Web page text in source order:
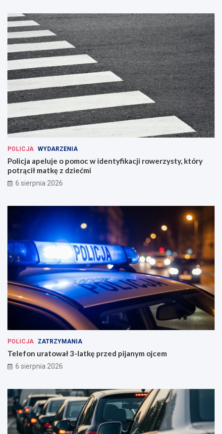
POLICJA WYDARZENIA
Policja apeluje o pomoc w identyfikacji rowerzysty, który
potrącił matkę z dziećmi
6 sierpnia 2026
POLICJA ZATRZYMANIA
Telefon uratował 3-latkę przed pijanym ojcem
6 sierpnia 2026